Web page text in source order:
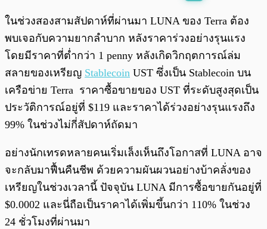
0:00
ในช่วงสองสามสัปดาห์ที่ผ่านมา LUNA ของ Terra ต้อง
พบเจอกับความยากลำบาก หลังราคาร่วงอย่างรุนแรง
โดยมีราคาที่ต่ำกว่า 1 penny หลังเกิดวิกฤตการณ์ล่ม
สลายของเหรียญ Stablecoin UST ซึ่งเป็น Stablecoin บน
เครือข่าย Terra ราคาซื้อขายของ UST ที่ระดับสูงสุดเป็น
ประวัติการณ์อยู่ที่ $119 และราคาได้ร่วงอย่างรุนแรงถึง
99% ในช่วงไม่กี่สัปดาห์ถัดมา
อย่างนักเทรดหลายคนเริ่มเล็งเห็นถึงโอกาสที่ LUNA อาจ
จะกลับมาฟื้นคืนชีพ ด้วยความผันผวนอย่างบ้าคลั่งของ
เหรียญในช่วงเวลานี้ ปัจจุบัน LUNA มีการซื้อขายกันอยู่ที่
$0.0002 และนี่ถือเป็นราคาได้เพิ่มขึ้นกว่า 110% ในช่วง
24 ชั่วโมงที่ผ่านมา